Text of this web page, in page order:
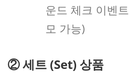
운드 체크 이벤
모 가능)
②세트 (Set) 상품